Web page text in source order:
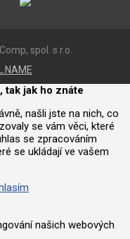
spol. s r.o.
tak jak ho znáte
našli jste na nich, co
se vám věci, které
se zpracováním
se ukládají ve vašem
našich webových